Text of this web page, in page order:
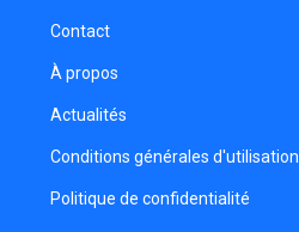
Jean Cyrille Muzelet
Programmateur
Marc Hoffmann
Comédien
Contact
À propos
Actualités
Conditions générales d'utilisation
Politique de confidentialité